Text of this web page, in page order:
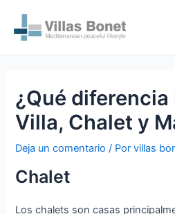
contenido
¿Qué diferencia
Villa, Chalet y
Deja un comentario / Porvillas
Chalet
Los chalets son casas
entradas